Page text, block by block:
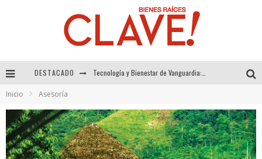
DESTACADO
Alexandra Bedoya – La Constancia detrás de La Paletería
El Despertar de la Calidez: Acabados Dorados de FV para Elevar tu Espacio
Inicio Asesoría